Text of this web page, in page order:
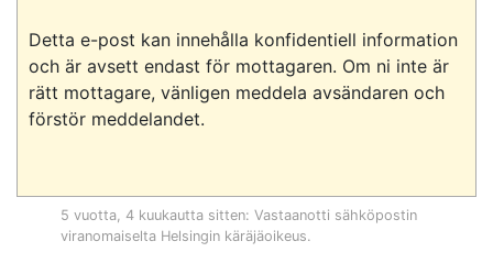
Detta e-post kan innehålla konfidentiell information
och är avsett endast för mottagaren. Om ni inte är
rätt mottagare, vänligen meddela avsändaren och
förstör meddelandet.
5 vuotta, 4 kuukautta sitten: Vastaanotti sähköpostin
viranomaiselta Helsingin käräjäoikeus.